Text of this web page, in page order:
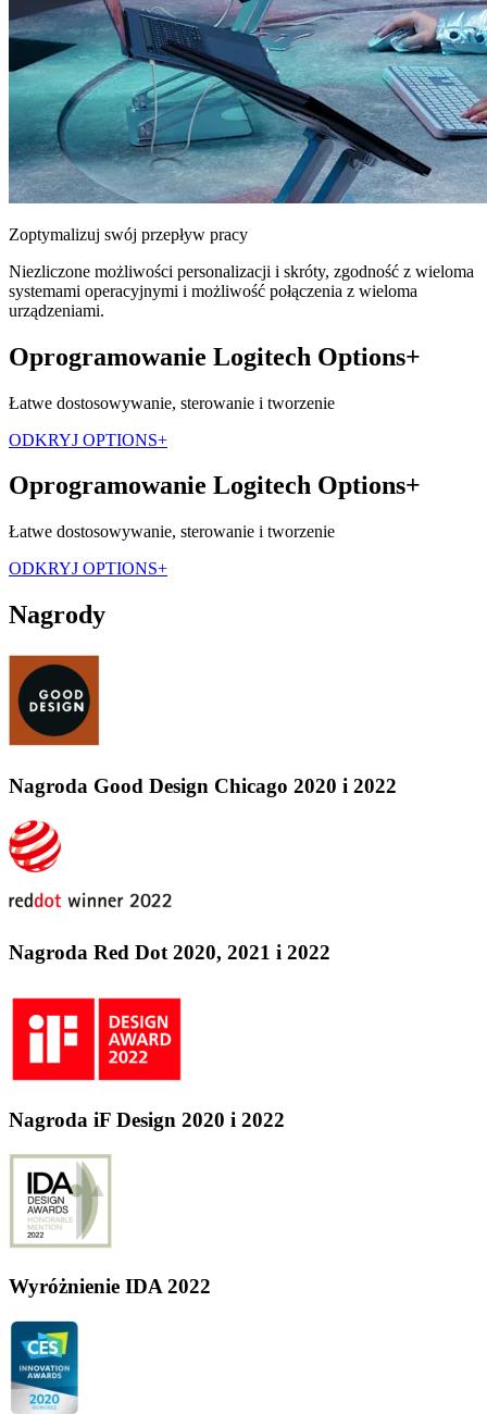
Zoptymalizuj swój przepływ pracy
Niezliczone możliwości personalizacji i skróty, zgodność z wieloma
systemami operacyjnymi i możliwość połączenia z wieloma
urządzeniami.
Oprogramowanie Logitech Options+
Łatwe dostosowywanie, sterowanie i tworzenie
ODKRYJ OPTIONS+
Oprogramowanie Logitech Options+
Łatwe dostosowywanie, sterowanie i tworzenie
ODKRYJ OPTIONS+
Nagrody
Nagroda Good Design Chicago 2020 i 2022
Nagroda Red Dot 2020, 2021 i 2022
Nagroda iF Design 2020 i 2022
Wyróżnienie IDA 2022